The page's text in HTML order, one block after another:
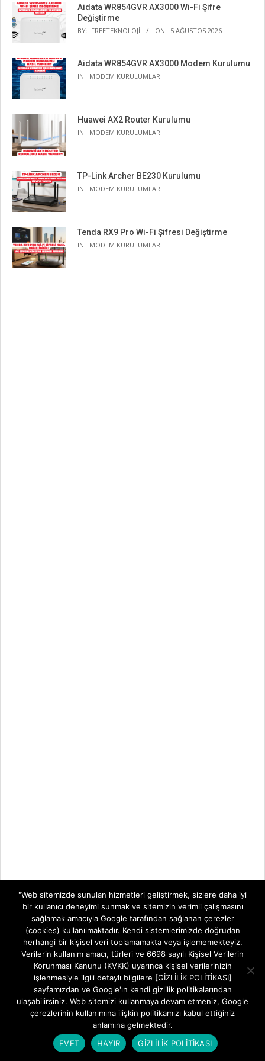
Aidata WR854GVR AX3000 Wi-Fi Şifre
Değiştirme
BY: FREETEKNOLOJI ON: 5 AĞUSTOS 2026
Aidata WR854GVR AX3000 Modem Kurulumu
IN: MODEM KURULUMLARI
Huawei AX2 Router Kurulumu
IN: MODEM KURULUMLARI
TP-Link Archer BE230 Kurulumu
IN: MODEM KURULUMLARI
Tenda RX9 Pro Wi-Fi Şifresi Değiştirme
IN: MODEM KURULUMLARI
"Web sitemizde sunulan hizmetleri geliştirmek, sizlere daha iyi
bir kullanıcı deneyimi sunmak ve sitemizin verimli çalışmasını
sağlamak amacıyla Google tarafından sağlanan çerezler
(cookies) kullanılmaktadır. Kendi sistemlerimizde doğrudan
herhangi bir kişisel veri toplamamakta veya işlememekteyiz.
Verilerin kullanım amacı, türleri ve 6698 sayılı Kişisel Verilerin
Korunması Kanunu (KVKK) uyarınca kişisel verilerinizin
işlenmesiyle ilgili detaylı bilgilere [GİZLİLİK POLİTİKASI]
sayfamızdan ve Google'ın kendi gizlilik politikalarından
ulaşabilirsiniz. Web sitemizi kullanmaya devam etmeniz, Google
çerezlerinin kullanımına ilişkin politikamızı kabul ettiğiniz
anlamına gelmektedir.
EVET
HAYIR GİZLİLİK POLİTİKASI